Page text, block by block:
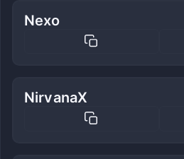
Nexo
NirvanaX